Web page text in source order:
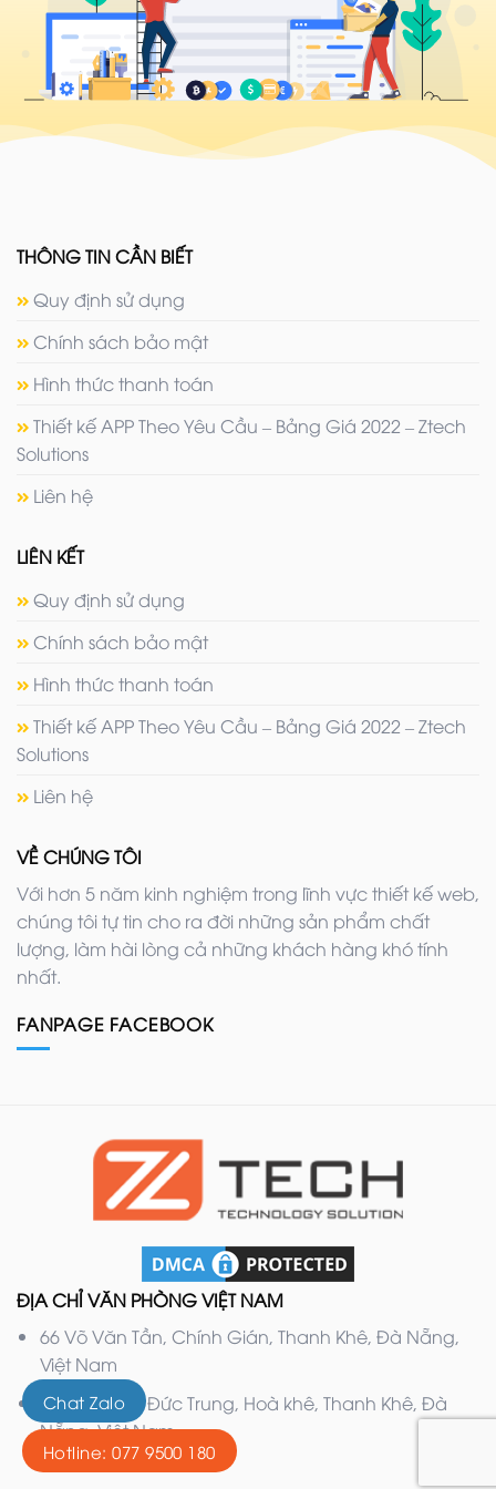
THÔNG TIN CẦN BIẾT
Quy định sử dụng
Chính sách bảo mật
Hình thức thanh toán
Thiết kế APP Theo Yêu Cầu – Bảng Giá 2022 – Ztech
Solutions
Liên hệ
LIÊN KẾT
Quy định sử dụng
Chính sách bảo mật
Hình thức thanh toán
Thiết kế APP Theo Yêu Cầu – Bảng Giá 2022 – Ztech
Solutions
Liên hệ
VỀ CHÚNG TÔI
Với hơn 5 năm kinh nghiệm trong lĩnh vực thiết kế web,
chúng tôi tự tin cho ra đời những sản phẩm chất
lượng, làm hài lòng cả những khách hàng khó tính
nhất.
FANPAGE FACEBOOK
ĐỊA CHỈ VĂN PHÒNG VIỆT NAM
66 Võ Văn Tần, Chính Gián, Thanh Khê, Đà Nẵng,
Việt Nam
132 Nguyễn Đức Trung, Hoà khê, Thanh Khê, Đà
Nẵng, Việt Nam
Chat Zalo
Hotline: 077 9500 180